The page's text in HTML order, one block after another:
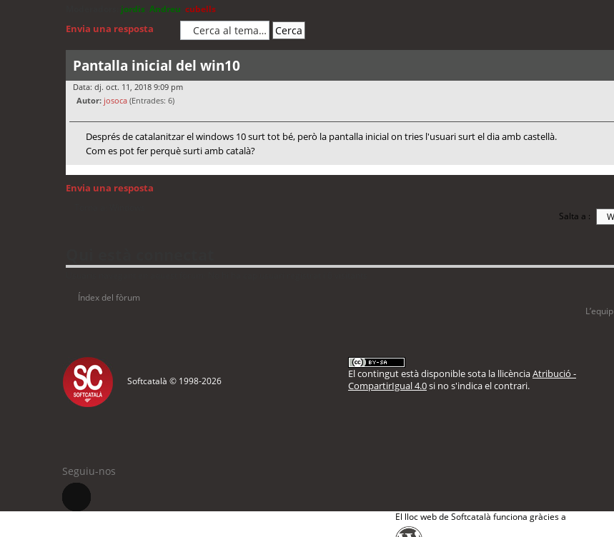
jordis Andreu cubells
Envia una resposta
Pantalla inicial del win10
Data: dj. oct. 11, 2018 9:09 pm
Autor: josoca (Entrades: 6)
Després de catalanitzar el windows 10 surt tot bé, però la pantalla inicial on tries l'usuari surt el dia amb castellà.
Com es pot fer perquè surti amb català?
Envia una resposta
Salta a :
Índex del fòrum
L’equip
Softcatalà © 1998-2026
El contingut està disponible sota la llicènciaAtribució -
CompartirIgual 4.0si no s'indica el contrari.
Seguiu-nos
El lloc web de Softcatalà funciona gràcies a